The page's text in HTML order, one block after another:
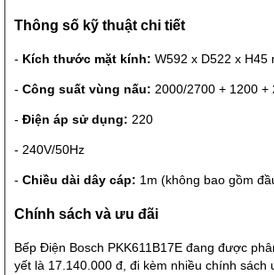
Thông số kỹ thuật chi tiết
- Kích thước mặt kính: W592 x D522 x H45
- Công suất vùng nấu: 2000/2700 + 1200 +
- Điện áp sử dụng: 220
- 240V/50Hz
- Chiều dài dây cáp: 1m (không bao gồm
Chính sách và ưu đãi
Bếp Điện Bosch PKK611B17E đang được
yết là 17.140.000 đ, đi kèm nhiều chính sách